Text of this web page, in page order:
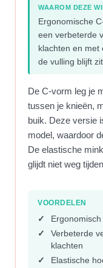
WAAROM DEZE
Ergonomische
een verbeterde
klachten en met
de vulling blijft
De C-vorm leg je
tussen je knieën,
buik. Deze versie
model, waardoor
De elastische
glijdt niet weg
VOORDELEN
Verbeterde
klachten
Elastische